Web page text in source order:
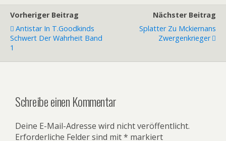
Vorheriger Beitrag
Antistar In T.goodkinds
Schwert Der Wahrheit Band
1
Nächster Beitrag
Splatter Zu Mckiernans
Zwergenkrieger
Schreibe einen Kommentar
Deine E-Mail-Adresse wird nicht veröffentlicht.
Erforderliche Felder sind mit* markiert